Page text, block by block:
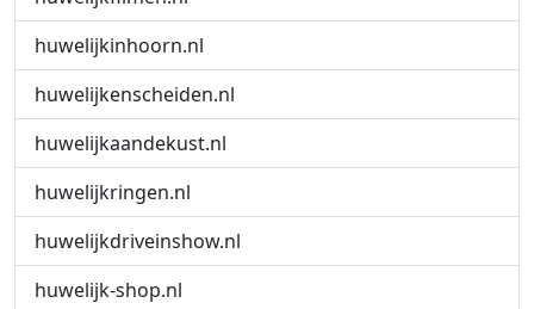
huwelijkinhoorn.nl
huwelijkenscheiden.nl
huwelijkaandekust.nl
huwelijkringen.nl
huwelijkdriveinshow.nl
huwelijk-shop.nl